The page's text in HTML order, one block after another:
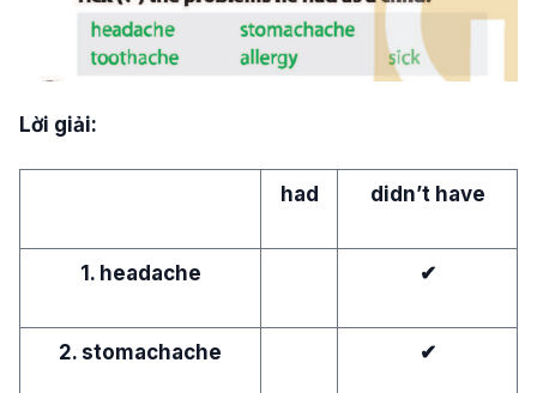
Lời giải:
had didn’t have
1. headache ✔
2. stomachache ✔